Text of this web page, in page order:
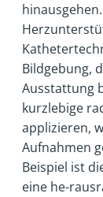
Bildgebung,
Ausstattung
kurzlebige
applizieren,
Aufnahmen
Beispiel ist
eine he-